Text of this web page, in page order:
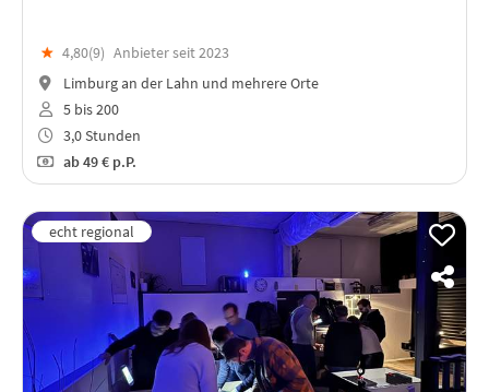
★ 4,80(9) Anbieter seit 2023
Limburg an der Lahn und mehrere Orte
5 bis 200
3,0 Stunden
ab49 € p.P.